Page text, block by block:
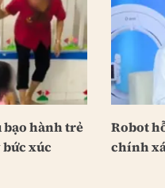
bạo hành trẻ
xúc
Robot
chính